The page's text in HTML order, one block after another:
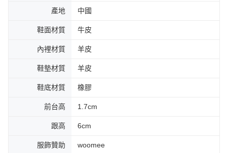
產地 中國
鞋面材質 牛皮
內裡材質 羊皮
鞋墊材質 羊皮
鞋底材質 橡膠
前台高 1.7cm
跟高 6cm
服飾贊助 woomee